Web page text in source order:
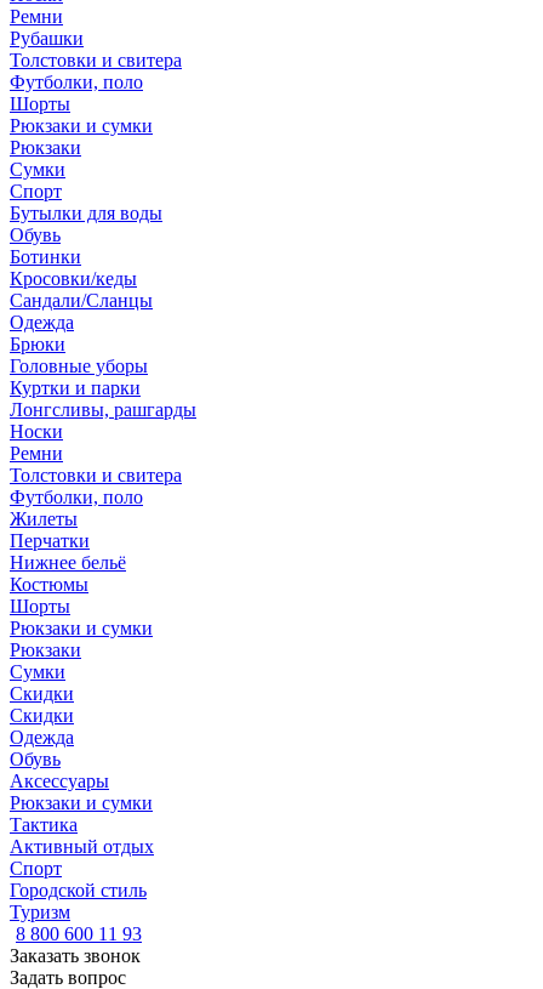
Ремни
Рубашки
Толстовки и свитера
Футболки, поло
Шорты
Рюкзаки и сумки
Рюкзаки
Сумки
Спорт
Бутылки для воды
Обувь
Ботинки
Кросовки/кеды
Сандали/Сланцы
Одежда
Брюки
Головные уборы
Куртки и парки
Лонгсливы, рашгарды
Носки
Ремни
Толстовки и свитера
Футболки, поло
Жилеты
Перчатки
Нижнее бельё
Костюмы
Шорты
Рюкзаки и сумки
Рюкзаки
Сумки
Скидки
Скидки
Одежда
Обувь
Аксессуары
Рюкзаки и сумки
Тактика
Активный отдых
Спорт
Городской стиль
Туризм
8 800 600 11 93
Заказать звонок
Задать вопрос